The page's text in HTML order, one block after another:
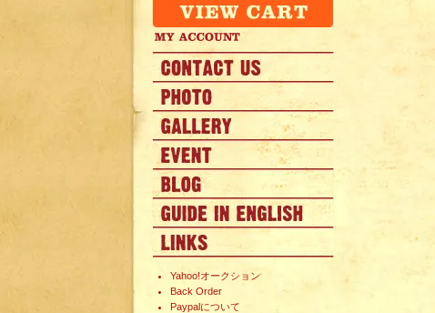
Yahoo!オークション
Back Order
Paypalについて